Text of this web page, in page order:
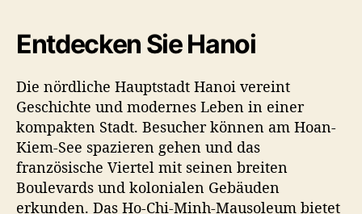
Entdecken Sie Hanoi
Die nördliche Hauptstadt Hanoi vereint
Geschichte und modernes Leben in einer
kompakten Stadt. Besucher können am Hoan-
Kiem-See spazieren gehen und das
französische Viertel mit seinen breiten
Boulevards und kolonialen Gebäuden
erkunden. Das Ho-Chi-Minh-Mausoleum bietet